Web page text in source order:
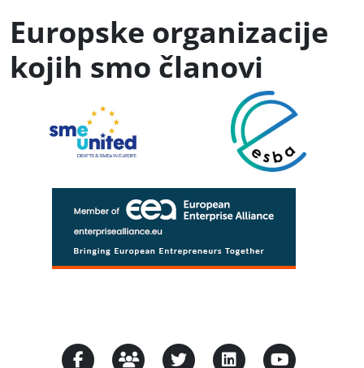
Europske organizacije
kojih smo članovi